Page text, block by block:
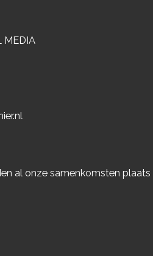
MEDIA
al onze samenkomsten plaats